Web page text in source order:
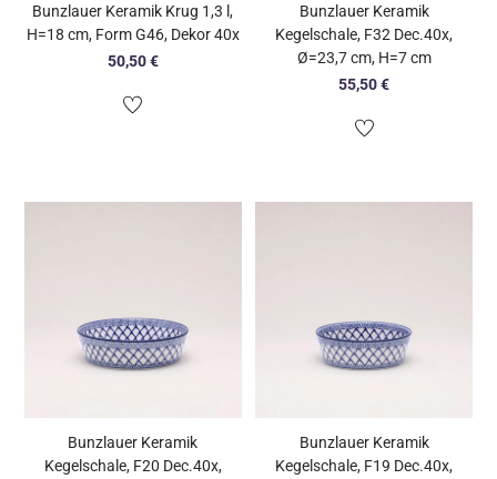
Bunzlauer Keramik Krug 1,3 l,
H=18 cm, Form G46, Dekor 40x
50,50€
Bunzlauer Keramik
Kegelschale, F32 Dec.40x,
Ø=23,7 cm, H=7 cm
55,50€
Bunzlauer Keramik
Kegelschale, F20 Dec.40x,
Bunzlauer Keramik
Kegelschale, F19 Dec.40x,